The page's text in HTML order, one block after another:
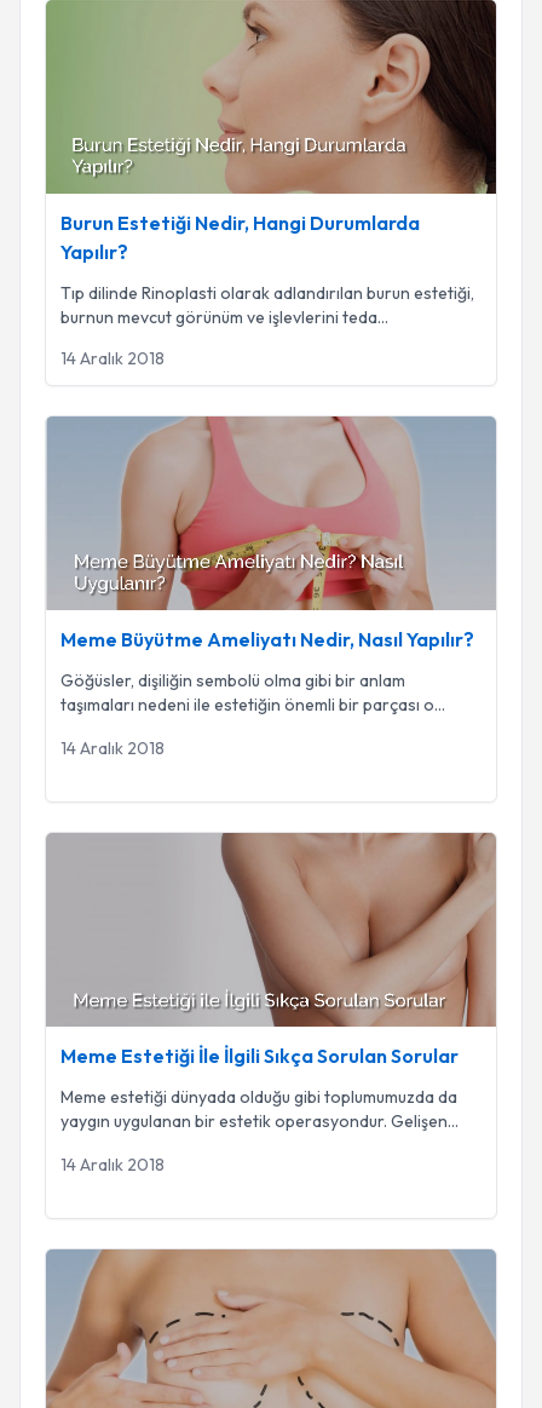
Burun Estetiği Nedir, Hangi Durumlarda Yapılır?
Burun Estetiği Nedir, Hangi Durumlarda
Yapılır?
Tıp dilinde Rinoplasti olarak adlandırılan burun estetiği,
burnun mevcut görünüm ve işlevlerini teda...
14 Aralık 2018
Meme Büyütme Ameliyatı Nedir, Nasıl Yapılır?
Meme Büyütme Ameliyatı Nedir, Nasıl Yapılır?
Göğüsler, dişiliğin sembolü olma gibi bir anlam
taşımaları nedeni ile estetiğin önemli bir parçası o...
14 Aralık 2018
Meme Estetiği İle İlgili Sıkça Sorulan Sorular
Meme Estetiği İle İlgili Sıkça Sorulan Sorular
Meme estetiği dünyada olduğu gibi toplumumuzda da
yaygın uygulanan bir estetik operasyondur. Gelişen...
14 Aralık 2018
Meme Estetiği Uygulamaları Nelerdir?